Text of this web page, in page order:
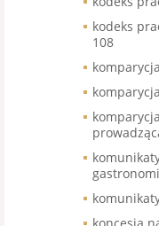
kodeks
108